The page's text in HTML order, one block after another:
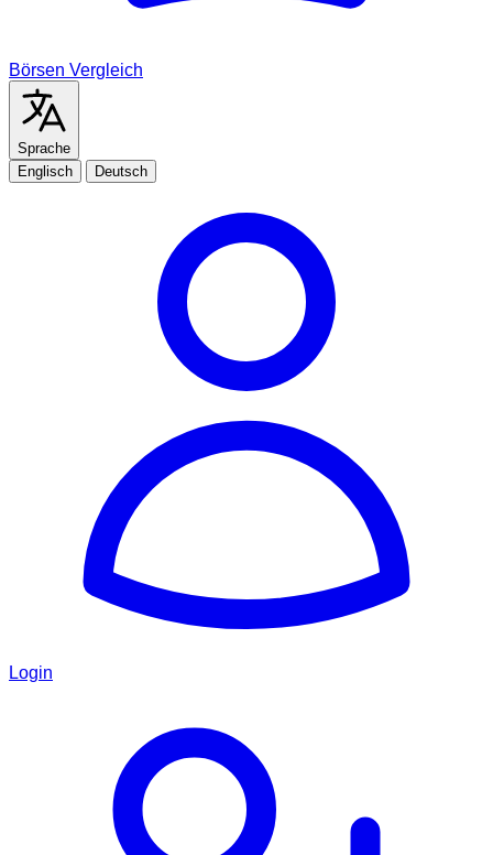
Börsen Vergleich
Sprache
Englisch
Deutsch
Login